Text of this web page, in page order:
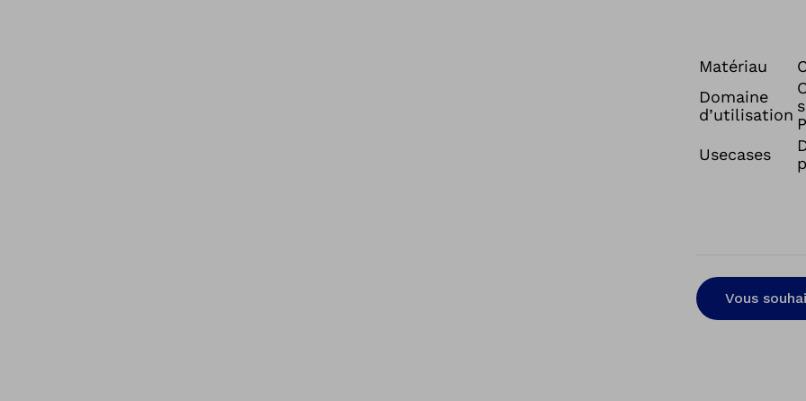
Matériau
Domaine
d’utilisation
Usecases
Vous